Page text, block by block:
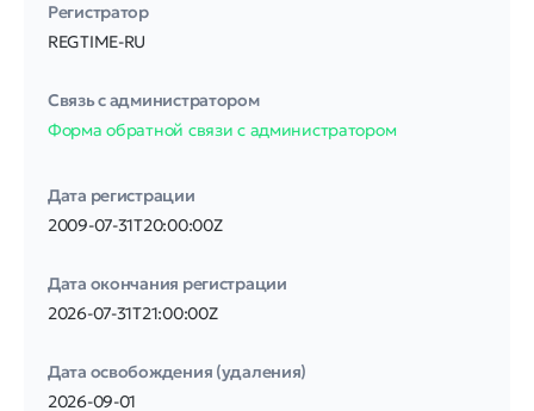
Регистратор
REGTIME-RU
Связь с администратором
Форма обратной связи с администратором
Дата регистрации
2009-07-31T20:00:00Z
Дата окончания регистрации
2026-07-31T21:00:00Z
Дата освобождения (удаления)
2026-09-01